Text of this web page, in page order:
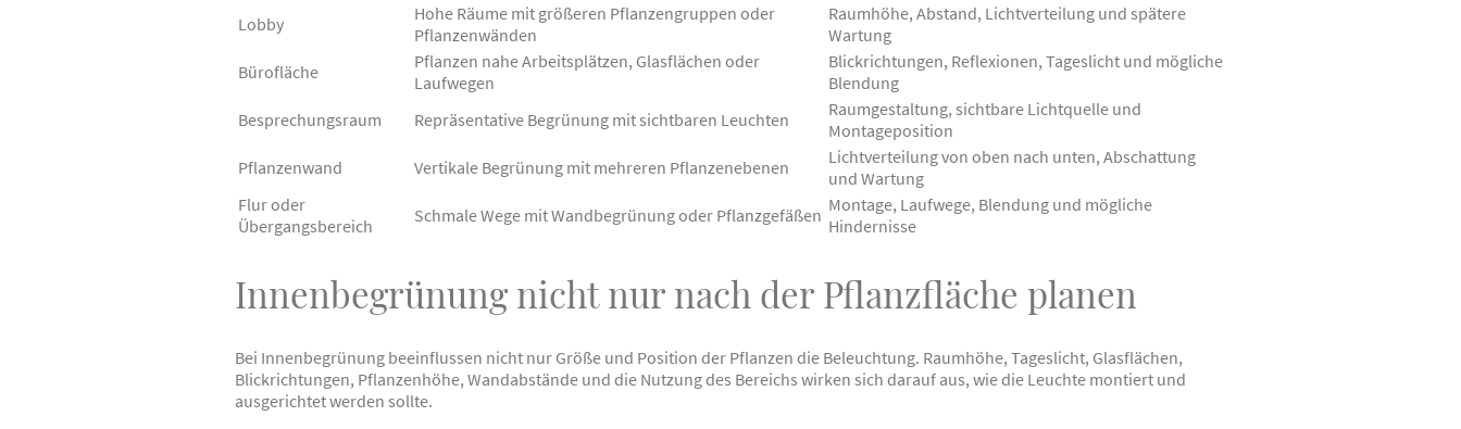
Lobby
Hohe Räume mit größeren Pflanzengruppen oder
Pflanzenwänden
Raumhöhe, Abstand, Lichtverteilung und spätere
Wartung
Bürofläche
Pflanzen nahe Arbeitsplätzen, Glasflächen oder
Laufwegen
Blickrichtungen, Reflexionen, Tageslicht und mögliche
Blendung
Besprechungsraum
Repräsentative Begrünung mit sichtbaren Leuchten
Raumgestaltung, sichtbare Lichtquelle und
Montageposition
Pflanzenwand
Vertikale Begrünung mit mehreren Pflanzenebenen
Lichtverteilung von oben nach unten, Abschattung
und Wartung
Flur oder
Übergangsbereich
Schmale Wege mit Wandbegrünung oder Pflanzgefäßen Montage, Laufwege, Blendung und mögliche
Hindernisse
Innenbegrünung nicht nur nach der Pflanzfläche planen
Bei Innenbegrünung beeinflussen nicht nur Größe und Position der Pflanzen die Beleuchtung. Raumhöhe, Tageslicht, Glasflächen,
Blickrichtungen, Pflanzenhöhe, Wandabstände und die Nutzung des Bereichs wirken sich darauf aus, wie die Leuchte montiert und
ausgerichtet werden sollte.